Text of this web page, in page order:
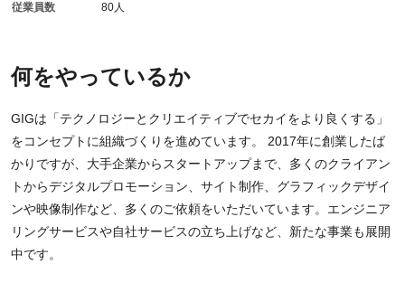
何をやっているか
GIGは「テクノロジーとクリエイティブでセカイをより良くする」
をコンセプトに組織づくりを進めています。 2017年に創業したば
かりですが、大手企業からスタートアップまで、多くのクライアン
トからデジタルプロモーション、サイト制作、グラフィックデザイ
ンや映像制作など、多くのご依頼をいただいています。エンジニア
リングサービスや自社サービスの立ち上げなど、新たな事業も展開
中です。
従業員数 80人